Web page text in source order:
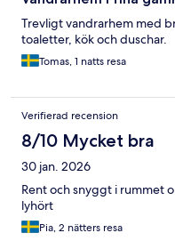
Trevligt vandrarhem med
toaletter, kök och duschar.
Tomas, 1 natts resa
Verifierad recension
8/10 Mycket bra
30 jan. 2026
Rent och snyggt i rummet
lyhört
Pia, 2 nätters resa